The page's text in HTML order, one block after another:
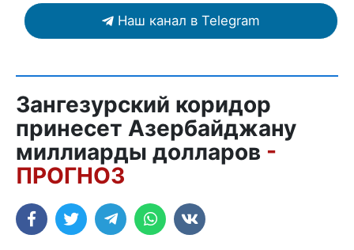
Наш канал в Telegram
Зангезурский коридор
принесет Азербайджану
миллиарды долларов -
ПРОГНОЗ